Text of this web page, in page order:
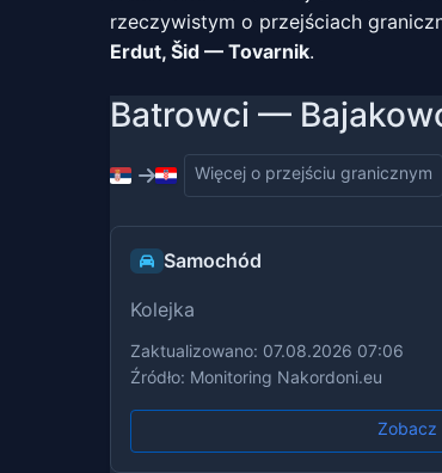
rzeczywistym o przejściach
Erdut, Šid — Tovarnik.
Batrowci —
Więcej o przejściu granicznym
Samochód
Kolejka
Zaktualizowano: 07.08.2026 07:06
Źródło: Monitoring Nakordoni.eu
Zobacz